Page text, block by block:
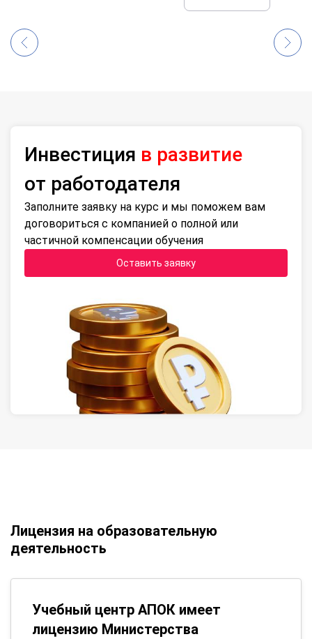
Инвестиция в развитие
от работодателя
Заполните заявку на курс и мы поможем вам
договориться с компанией о полной или
частичной компенсации обучения
Оставить заявку
Лицензия на образовательную
деятельность
Учебный центр АПОК имеет
лицензию Министерства